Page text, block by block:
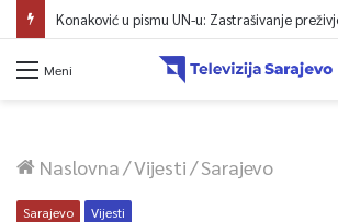
Konaković u pismu UN-u: Zastrašivanje
Meni
Naslovna/Vijesti/Sarajevo
Sarajevo Vijesti